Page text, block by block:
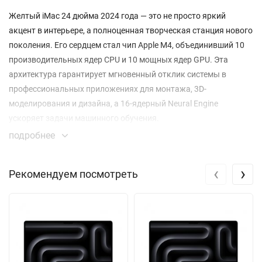
Желтый iMac 24 дюйма 2024 года — это не просто яркий
акцент в интерьере, а полноценная творческая станция нового
поколения. Его сердцем стал чип Apple M4, объединивший 10
производительных ядер CPU и 10 мощных ядер GPU. Эта
архитектура гарантирует мгновенный отклик системы в
профессиональных приложениях для монтажа, 3D-
моделирования и дизайна, а 16-ядерный Neural Engine
ускоряет задачи машинного обучения.
расширенной цветовой гамме P3 и яркости 500 нит любое
Акустическая система этого iMac создает эффект полного
погружения. Шесть динамиков, включая низкочастотные с
подробнее
Рекомендуем посмотреть ‹ ›